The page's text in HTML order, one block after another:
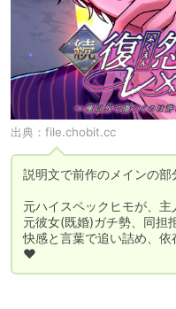
出典： file.chobit.cc
説明文で前作のメインの部
元ハイスペックヒモが、
元彼女(既婚)ガチ勢、同担
快感と言葉で追い詰め、
♥